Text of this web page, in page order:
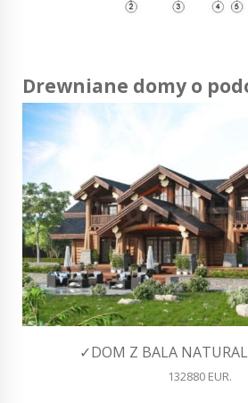
Drewniane domy o
✓DOM Z BALA
132880 EUR.